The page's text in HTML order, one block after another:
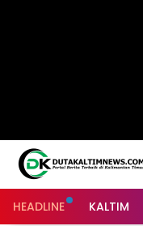
HEADLINE KALTIM